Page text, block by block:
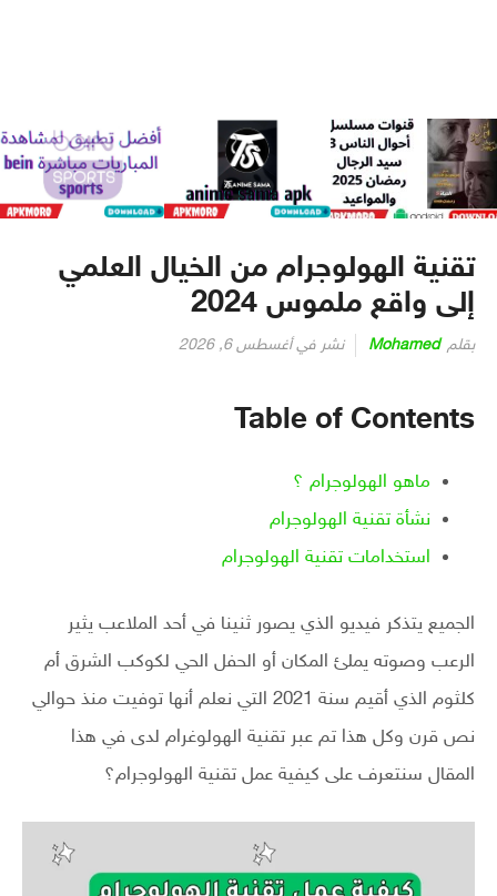
تقنية الهولوجرام من الخيال العلمي
إلى واقع ملموس 2024
بقلم Mohamed نشر في أغسطس 6, 2026
Table of Contents
ماهو الهولوجرام ؟
نشأة تقنية الهولوجرام
استخدامات تقنية الهولوجرام
الجميع يتذكر فيديو الذي يصور ثنينا في أحد الملاعب يثير
الرعب وصوته يملئ المكان أو الحفل الحي لكوكب الشرق أم
كلثوم الذي أقيم سنة 2021 التي نعلم أنها توفيت منذ حوالي
نص قرن وكل هذا تم عبر تقنية الهولوغرام لدى في هذا
المقال سنتعرف على كيفية عمل تقنية الهولوجرام؟